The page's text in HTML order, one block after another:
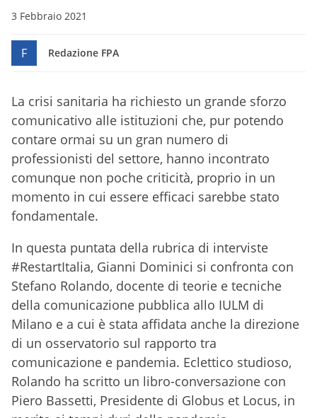
3 Febbraio 2021
F Redazione FPA
La crisi sanitaria ha richiesto un grande sforzo
comunicativo alle istituzioni che, pur potendo
contare ormai su un gran numero di
professionisti del settore, hanno incontrato
comunque non poche criticità, proprio in un
momento in cui essere efficaci sarebbe stato
fondamentale.
In questa puntata della rubrica di interviste
#RestartItalia, Gianni Dominici si confronta con
Stefano Rolando, docente di teorie e tecniche
della comunicazione pubblica allo IULM di
Milano e a cui è stata affidata anche la direzione
di un osservatorio sul rapporto tra
comunicazione e pandemia. Eclettico studioso,
Rolando ha scritto un libro-conversazione con
Piero Bassetti, Presidente di Globus et Locus, in